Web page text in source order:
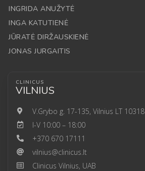
INGRIDA ANUŽYTĖ
INGA KATUTIENĖ
JŪRATĖ DIRŽAUSKIENĖ
JONAS JURGAITIS
CLINICUS
VILNIUS
V.Grybo g. 17-135, Vilnius LT 10318
I-V 10:00 – 18:00
+370 670 17111
vilnius@clinicus.lt
Clinicus Vilnius, UAB